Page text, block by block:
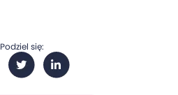
Podziel się: